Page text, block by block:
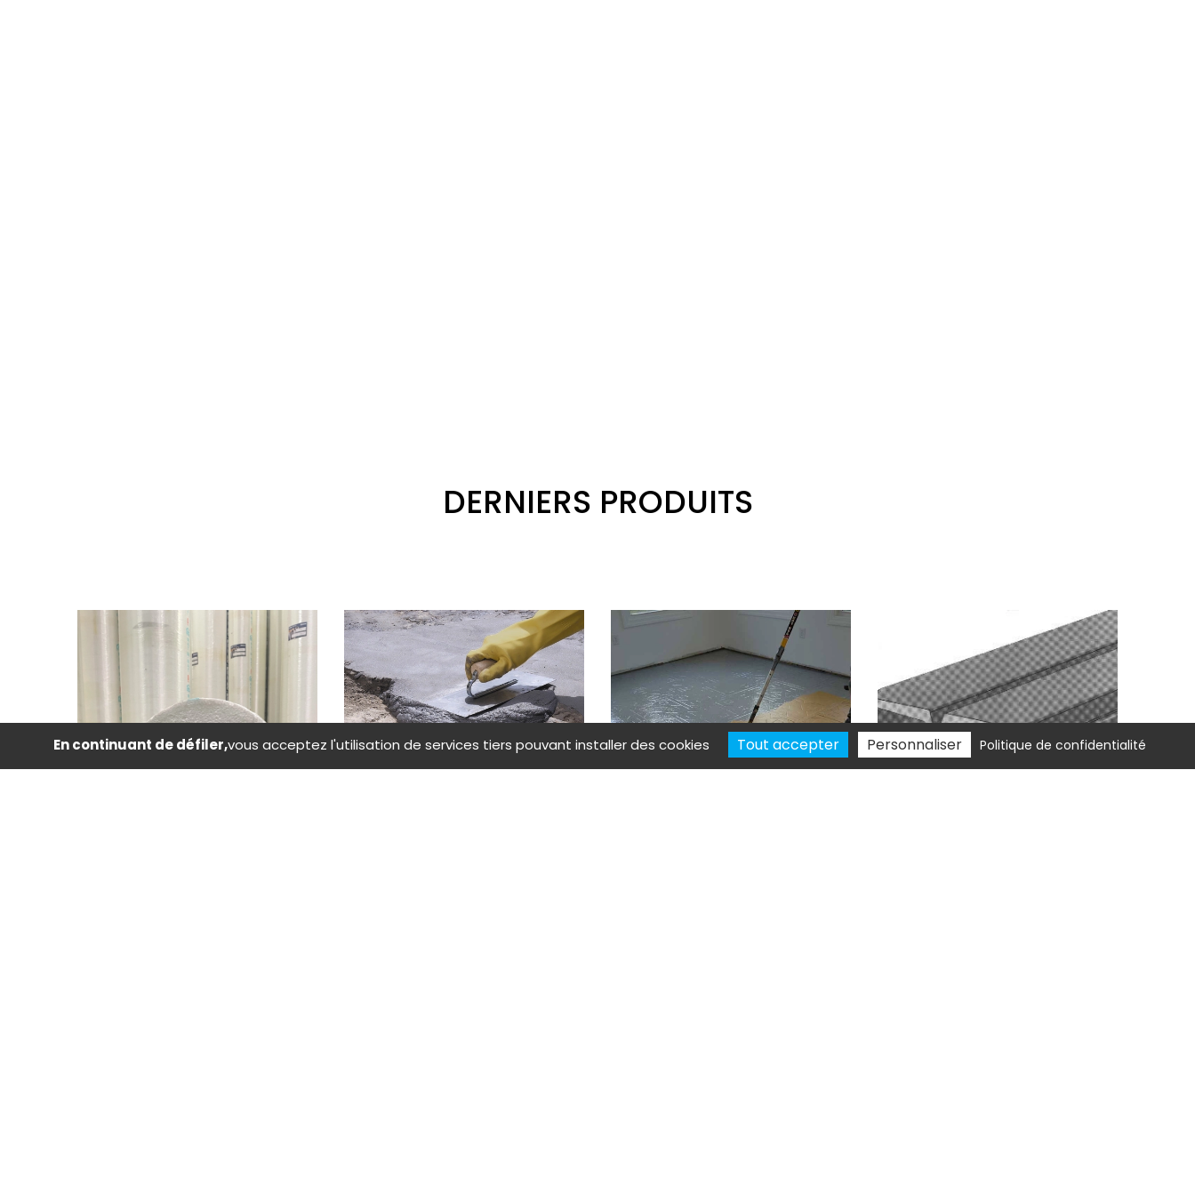
DERNIERS PRODUITS
En continuant de défiler,vous acceptez l'utilisation de services tiers pouvant installer des cookies Tout accepter Personnaliser Politique de confidentialité